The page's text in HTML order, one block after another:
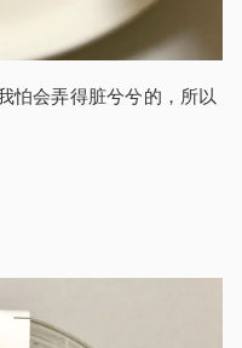
怕会弄得脏兮兮的，所以